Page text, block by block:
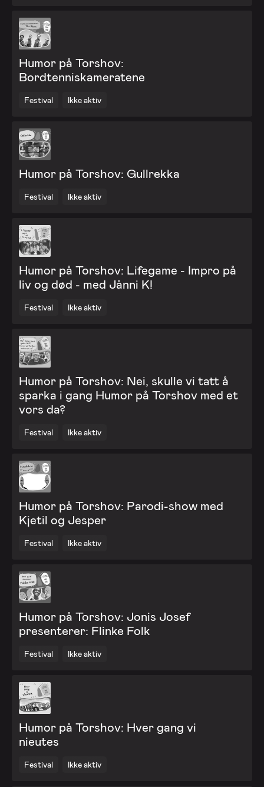
Humor på Torshov:
Bordtenniskameratene
Festival Ikke aktiv
Humor på Torshov: Gullrekka
Festival Ikke aktiv
Humor på Torshov: Lifegame - Impro på
liv og død - med Jånni K!
Festival Ikke aktiv
Humor på Torshov: Nei, skulle vi tatt å
sparka i gang Humor på Torshov med et
vors da?
Festival Ikke aktiv
Humor på Torshov: Parodi-show med
Kjetil og Jesper
Festival Ikke aktiv
Humor på Torshov: Jonis Josef
presenterer: Flinke Folk
Festival Ikke aktiv
Humor på Torshov: Hver gang vi
nieutes
Festival Ikke aktiv